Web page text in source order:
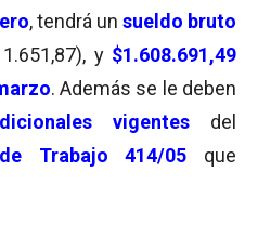
, tendrá un sueldo bruto
y $1.608.691,49
. Además se le deben
vigentesdel
Trabajo 414/05 que